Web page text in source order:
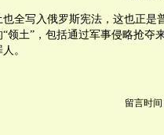
全写入俄罗斯宪法，这也正是
领土”，包括通过军事侵略抢夺
。
留言时间